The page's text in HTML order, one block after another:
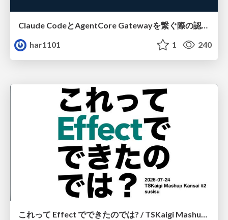
Claude CodeとAgentCore Gatewayを繋ぐ際の認証認可 / Authentication and authorization when connecting Claude Code with AgentCore Gateway
har1101
1 240
これって Effect でできたのでは? / TSKaigi Mashup Kansai #2